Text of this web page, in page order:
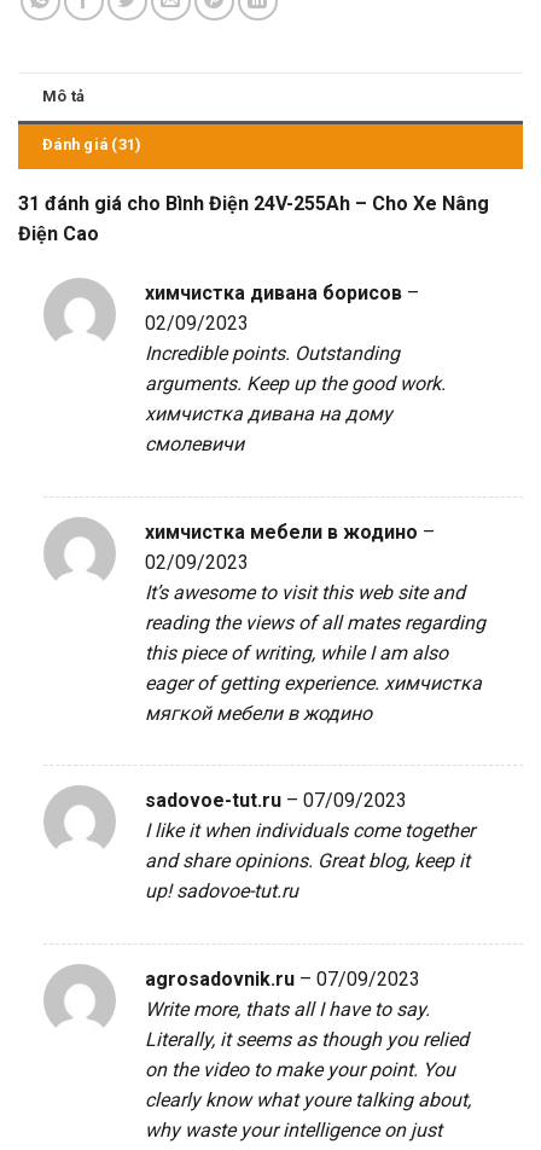
Mô tả
Đánh giá (31)
31 đánh giá cho Bình Điện 24V-255Ah – Cho Xe Nâng
Điện Cao
химчистка дивана борисов –
02/09/2023
Incredible points. Outstanding
arguments. Keep up the good work.
химчистка дивана на дому
смолевичи
химчистка мебели в жодино –
02/09/2023
It’s awesome to visit this web site and
reading the views of all mates regarding
this piece of writing, while I am also
eager of getting experience. химчистка
мягкой мебели в жодино
sadovoe-tut.ru – 07/09/2023
I like it when individuals come together
and share opinions. Great blog, keep it
up!sadovoe-tut.ru
agrosadovnik.ru – 07/09/2023
Write more, thats all I have to say.
Literally, it seems as though you relied
on the video to make your point. You
clearly know what youre talking about,
why waste your intelligence on just